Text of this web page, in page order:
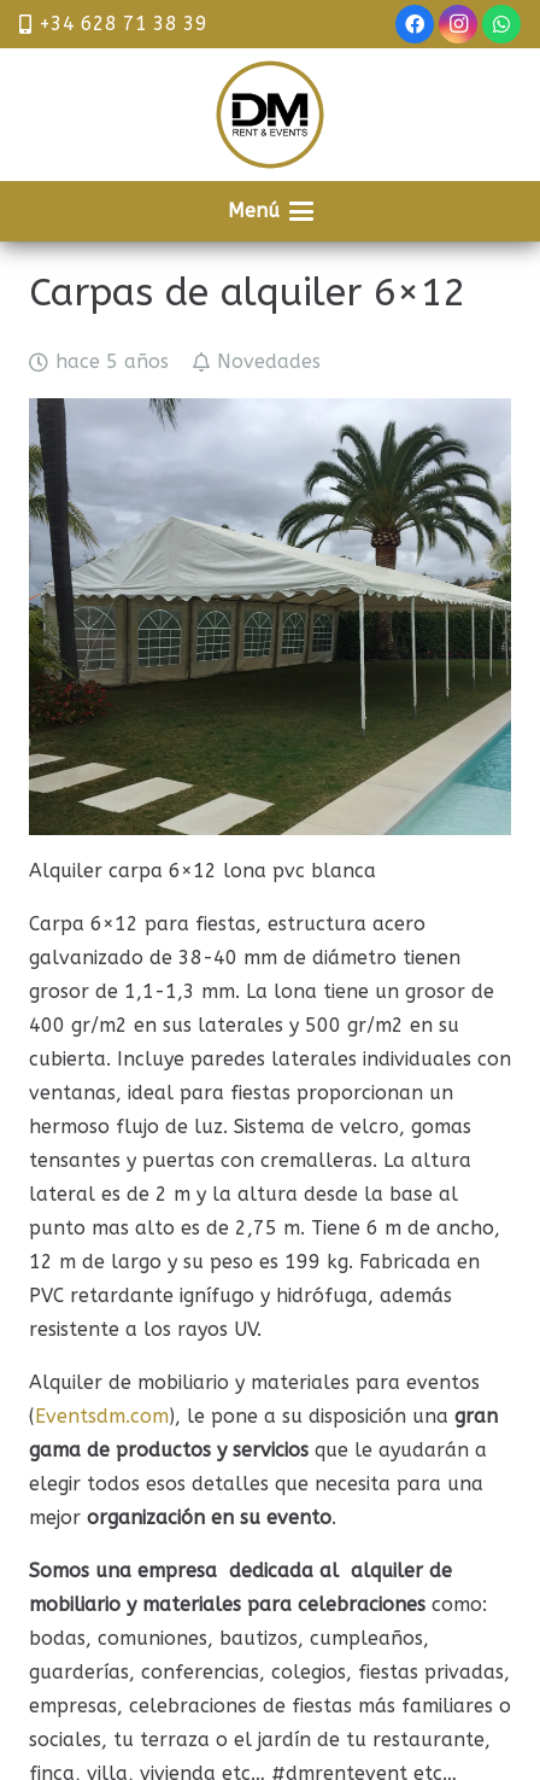
+34 628 71 38 39
Menú
Carpas de alquiler 6×12
hace 5 años Novedades
Alquiler carpa 6×12 lona pvc blanca
Carpa 6×12 para fiestas, estructura acero
galvanizado de 38-40 mm de diámetro tienen
grosor de 1,1-1,3 mm. La lona tiene un grosor de
400 gr/m2 en sus laterales y 500 gr/m2 en su
cubierta. Incluye paredes laterales individuales con
ventanas, ideal para fiestas proporcionan un
hermoso flujo de luz. Sistema de velcro, gomas
tensantes y puertas con cremalleras. La altura
lateral es de 2 m y la altura desde la base al
punto mas alto es de 2,75 m. Tiene 6 m de ancho,
12 m de largo y su peso es 199 kg. Fabricada en
PVC retardante ignífugo y hidrófuga, además
resistente a los rayos UV.
Alquiler de mobiliario y materiales para eventos
(Eventsdm.com), le pone a su disposición una gran
gama de productos y servicios que le ayudarán a
elegir todos esos detalles que necesita para una
mejor organización en su evento.
Somos una empresa dedicada al alquiler de
mobiliario y materiales para celebraciones como:
bodas, comuniones, bautizos, cumpleaños,
guarderías, conferencias, colegios, fiestas privadas,
empresas, celebraciones de fiestas más familiares o
sociales, tu terraza o el jardín de tu restaurante,
finca, villa, vivienda etc… #dmrentevent etc…